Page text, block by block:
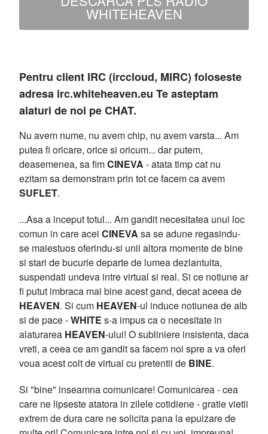
WHITEHEAVEN
Pentru client IRC (irccloud, MIRC) foloseste
adresa irc.whiteheaven.eu Te asteptam
alaturi de noi pe CHAT.
Nu avem nume, nu avem chip, nu avem varsta... Am
putea fi oricare, orice si oricum... dar putem,
deasemenea, sa fimCINEVA - atata timp cat nu
ezitam sa demonstram prin tot ce facem ca avem
SUFLET.
...Asa a inceput totul... Am gandit necesitatea unui loc
comun in care acei CINEVA sa se adune regasindu-
se maiestuos oferindu-si unii altora momente de bine
si stari de bucurie departe de lumea dezlantuita,
suspendati undeva intre virtual si real. Si ce notiune ar
fi putut imbraca mai bine acest gand, decat aceea de
HEAVEN. Si cum HEAVEN-ul induce notiunea de alb
si de pace -WHITE s-a impus ca o necesitate in
alaturarea HEAVEN-ului! O subliniere insistenta, daca
vreti, a ceea ce am gandit sa facem noi spre a va oferi
voua acest colt de virtual cu pretentii de BINE.
Si "bine" inseamna comunicare! Comunicarea - cea
care ne lipseste atatora in zilele cotidiene - gratie vietii
extrem de dura care ne solicita pana la epuizare de